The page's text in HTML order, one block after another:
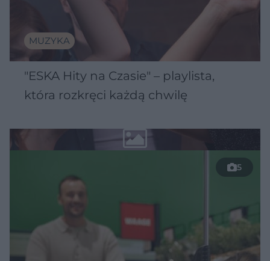
MUZYKA
"ESKA Hity na Czasie" – playlista,
która rozkręci każdą chwilę
5